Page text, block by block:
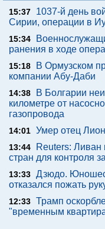
15:37
1037-й день
Сирии, операции в
15:34
ранения в ходе
15:18
В Ормузском
компании Абу-Даби
14:38
В Болгарии
километре от
газопровода
14:01 Умер отец
13:44
Reuters: Ливан
стран для контроля
13:33 Дзюдо.
отказался пожать
12:33 Трамп
"временным